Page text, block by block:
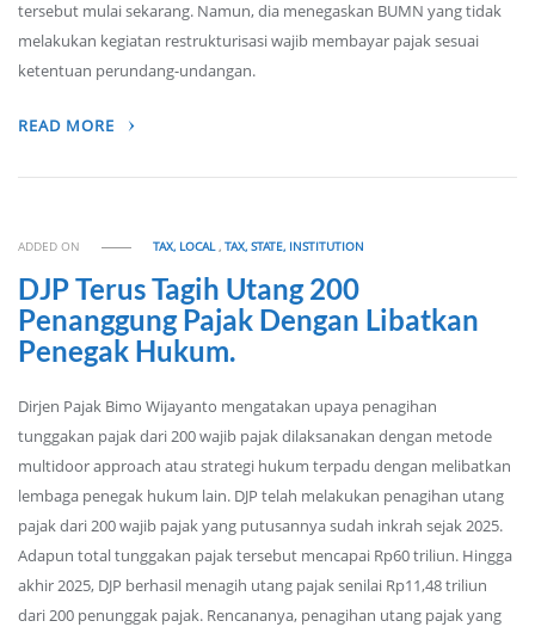
tersebut mulai sekarang. Namun, dia menegaskan BUMN yang tidak
melakukan kegiatan restrukturisasi wajib membayar pajak sesuai
ketentuan perundang-undangan.
READ MORE
ADDED ON TAX, LOCAL,TAX, STATE, INSTITUTION
DJP Terus Tagih Utang 200
Penanggung Pajak Dengan Libatkan
Penegak Hukum.
Dirjen Pajak Bimo Wijayanto mengatakan upaya penagihan
tunggakan pajak dari 200 wajib pajak dilaksanakan dengan metode
multidoor approach atau strategi hukum terpadu dengan melibatkan
lembaga penegak hukum lain. DJP telah melakukan penagihan utang
pajak dari 200 wajib pajak yang putusannya sudah inkrah sejak 2025.
Adapun total tunggakan pajak tersebut mencapai Rp60 triliun. Hingga
akhir 2025, DJP berhasil menagih utang pajak senilai Rp11,48 triliun
dari 200 penunggak pajak. Rencananya, penagihan utang pajak yang